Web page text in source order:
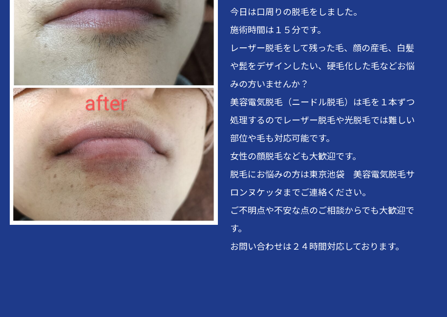
今日は口周りの脱毛をしました。
施術時間は１５分です。
レーザー脱毛をして残った毛、顔の産毛、白髪
や髭をデザインしたい、硬毛化した毛などお悩
みの方いませんか？
美容電気脱毛（ニードル脱毛）は毛を１本ずつ
処理するのでレーザー脱毛や光脱毛では難しい
部位や毛も対応可能です。
女性の顔脱毛なども大歓迎です。
脱毛にお悩みの方は東京池袋 美容電気脱毛サ
ロンヌケッタまでご連絡ください。
ご不明点や不安な点のご相談からでも大歓迎で
す。
お問い合わせは２４時間対応しております。